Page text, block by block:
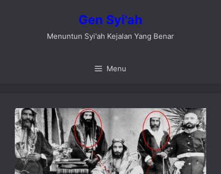
Gen Syi'ah
Menuntun Syi'ah Kejalan Yang Benar
Menu